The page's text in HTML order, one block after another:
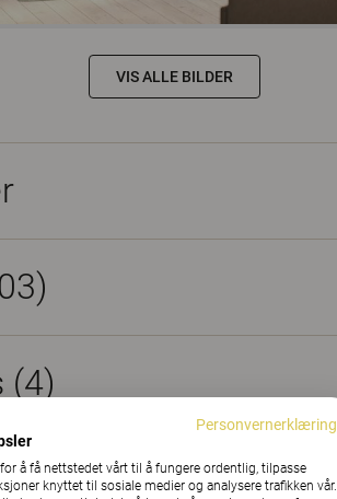
VIS ALLE BILDER
(4)
)
Personvernerklæring
å få nettstedet vårt til å fungere ordentlig, tilpasse
knyttet til sosiale medier og analysere trafikken vår.